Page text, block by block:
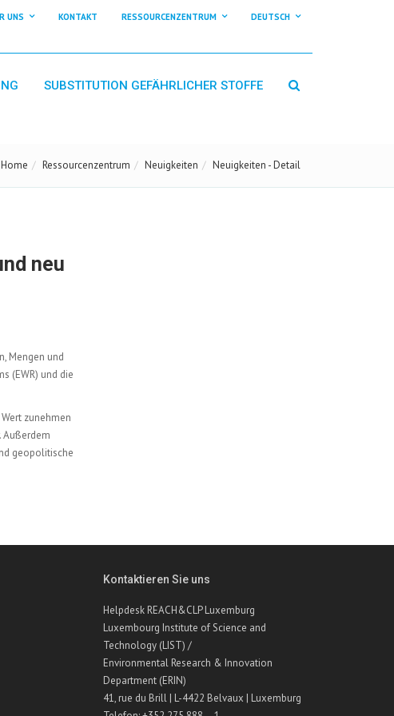
UNS KONTAKT RESSOURCENZENTRUM DEUTSCH
SUBSTITUTION GEFÄHRLICHER STOFFE
Home Ressourcenzentrum Neuigkeiten Neuigkeiten - Detail
neu
Mengen und
(EWR) und die
zunehmen
Außerdem
geopolitische
Kontaktieren Sie uns
Helpdesk REACH&CLP Luxemburg
Luxembourg Institute of Science and
Technology (LIST) /
Environmental Research & Innovation
Department (ERIN)
41, rue du Brill | L-4422 Belvaux | Luxemburg